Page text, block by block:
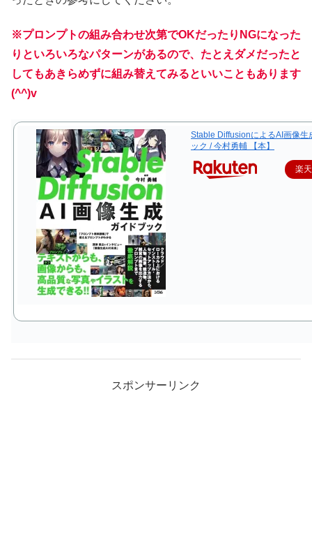
※プロンプトの組み合わせ次第でOKだったりNGになった
りといろいろなパターンがあるので、たとえダメだったと
してもあきらめずに組み替えてみるといいこともあります
(^^)v
Stable DiffusionによるAI画像生
ック / 今村勇輔 【本】
楽
スポンサーリンク